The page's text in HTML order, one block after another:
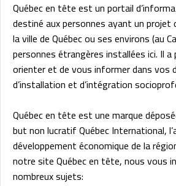
Québec en tête est un portail
destiné aux personnes ayant un projet
la ville de Québec ou ses environs (au
personnes étrangères installées ici. Il
orienter et de vous informer dans vos
d’installation et d’intégration
Québec en tête est une marque
but non lucratif Québec International,
développement économique de la
notre site Québec en tête, nous vous
nombreux sujets: